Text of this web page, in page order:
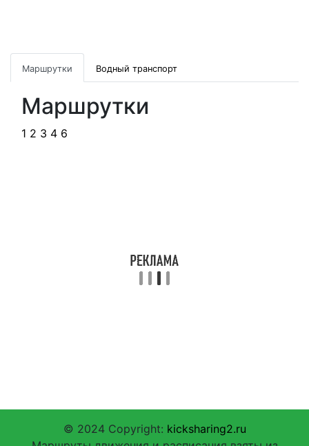
Маршрутки Водный транспорт
Маршрутки
1 2 3 4 6
© 2024 Copyright: kicksharing2.ru